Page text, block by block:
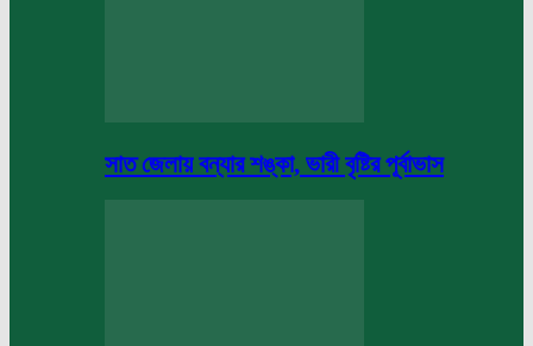
সাত জেলায় বন্যার শঙ্কা, ভারী বৃষ্টির পূর্বাভাস